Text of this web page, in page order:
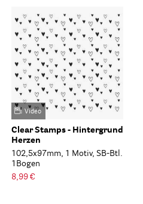
Video
Clear Stamps - Hintergrund
Herzen
102,5x97mm, 1 Motiv, SB-Btl.
1Bogen
8,99 €